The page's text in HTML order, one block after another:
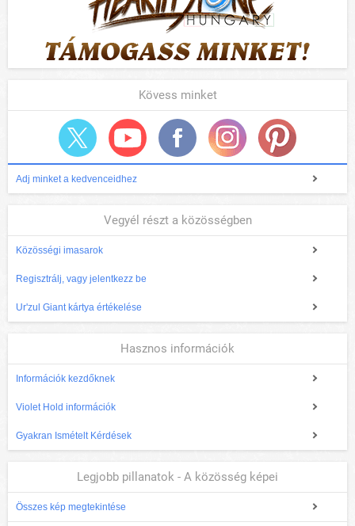
Kövess minket
Adj minket a kedvenceidhez
Vegyél részt a közösségben
Közösségi imasarok
Regisztrálj, vagy jelentkezz be
Ur'zul Giant kártya értékelése
Hasznos információk
Információk kezdőknek
Violet Hold információk
Gyakran Ismételt Kérdések
Legjobb pillanatok - A közösség képei
Összes kép megtekintése